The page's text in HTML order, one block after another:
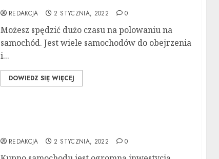
REDAKCJA 2 STYCZNIA, 2022 0
Możesz spędzić dużo czasu na polowaniu na
samochód. Jest wiele samochodów do obejrzenia
i...
DOWIEDZ SIĘ WIĘCEJ
REDAKCJA 2 STYCZNIA, 2022 0